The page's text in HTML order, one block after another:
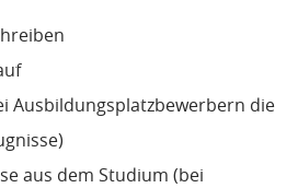
Ausbildungsplatzbewerbern die
aus dem Studium (bei